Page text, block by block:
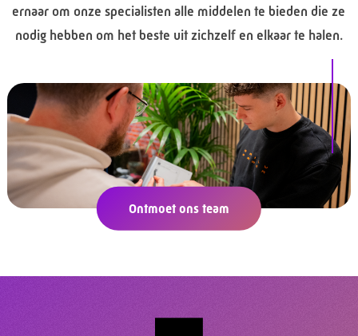
ernaar om onze specialisten alle middelen te bieden die ze
nodig hebben om het beste uit zichzelf en elkaar te halen.
Ontmoet ons team